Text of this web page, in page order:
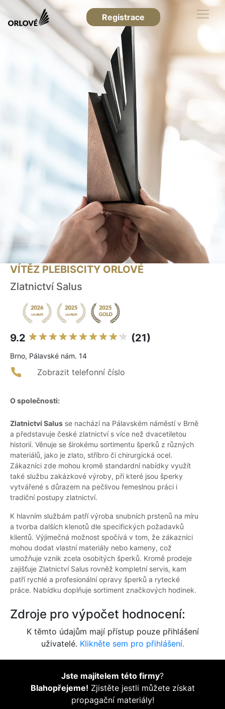
Registrace
VÍTĚZ PLEBISCITY ORLOVÉ
Zlatnictví Salus
9.2 (21)
Brno, Pálavské nám. 14
Zobrazit telefonní číslo
O společnosti:
Zlatnictví Salus se nachází na Pálavském náměstí v Brně
a představuje české zlatnictví s více než dvacetiletou
historií. Věnuje se širokému sortimentu šperků z různých
materiálů, jako je zlato, stříbro či chirurgická ocel.
Zákazníci zde mohou kromě standardní nabídky využít
také službu zakázkové výroby, při které jsou šperky
vytvářené s důrazem na pečlivou řemeslnou práci i
tradiční postupy zlatnictví.
K hlavním službám patří výroba snubních prstenů na míru
a tvorba dalších klenotů dle specifických požadavků
klientů. Výjimečná možnost spočívá v tom, že zákazníci
mohou dodat vlastní materiály nebo kameny, což
umožňuje vznik zcela osobitých šperků. Kromě prodeje
zajišťuje Zlatnictví Salus rovněž kompletní servis, kam
patří rychlé a profesionální opravy šperků a rytecké
práce. Nabídku doplňuje sortiment značkových hodinek.
Zdroje pro výpočet hodnocení:
K těmto údajům mají přístup pouze přihlášení
uživatelé. Klikněte sem pro přihlášení.
Jste majitelem této firmy?
Blahopřejeme! Zjistěte jestli můžete získat
propagační materiály!